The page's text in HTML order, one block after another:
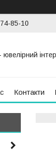
85-10
Контакти